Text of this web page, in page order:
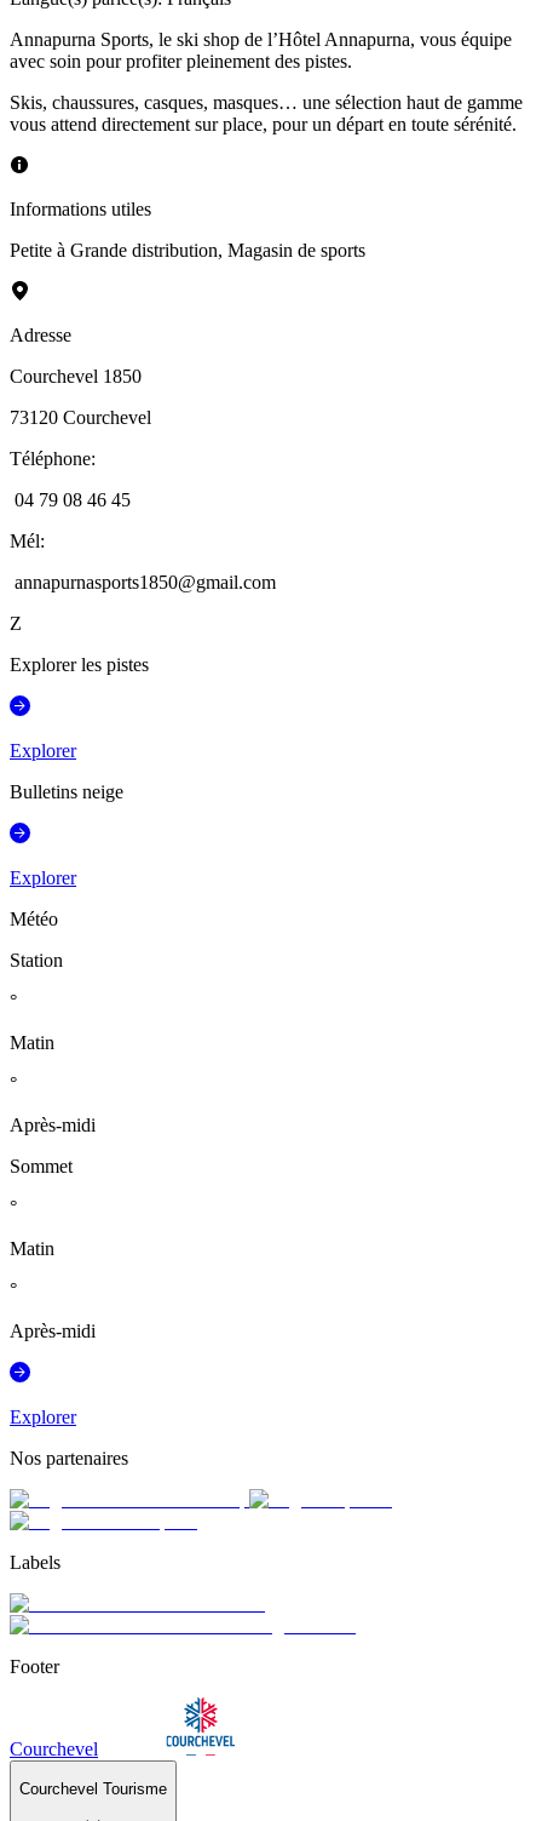
Annapurna Sports, le ski shop de l’Hôtel Annapurna, vous équipe
avec soin pour profiter pleinement des pistes.
Skis, chaussures, casques, masques… une sélection haut de gamme
vous attend directement sur place, pour un départ en toute sérénité.
Informations utiles
Petite à Grande distribution, Magasin de sports
Adresse
Courchevel 1850
73120 Courchevel
Téléphone:
04 79 08 46 45
Mél:
annapurnasports1850@gmail.com
Z
Explorer les pistes
Explorer
Bulletins neige
Explorer
Météo
Station
°
Matin
°
Après-midi
Sommet
°
Matin
°
Après-midi
Explorer
Nos partenaires
Labels
Footer
Courchevel
Courchevel Tourisme